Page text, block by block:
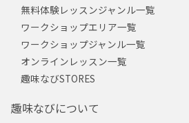
無料体験レッスンジャンル一覧
ワークショップエリア一覧
ワークショップジャンル一覧
オンラインレッスン一覧
趣味なびSTORES
趣味なびについて